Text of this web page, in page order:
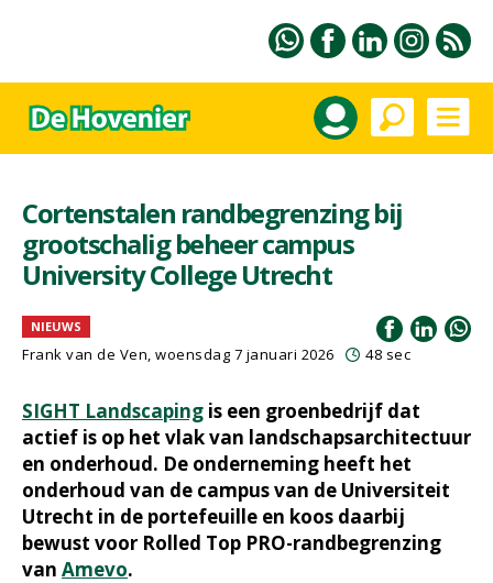
Cortenstalen randbegrenzing bij
grootschalig beheer campus
University College Utrecht
NIEUWS
Frank van de Ven, woensdag 7 januari 2026 48 sec
SIGHT Landscaping is een groenbedrijf dat
actief is op het vlak van landschapsarchitectuur
en onderhoud. De onderneming heeft het
onderhoud van de campus van de Universiteit
Utrecht in de portefeuille en koos daarbij
bewust voor Rolled Top PRO-randbegrenzing
van Amevo.